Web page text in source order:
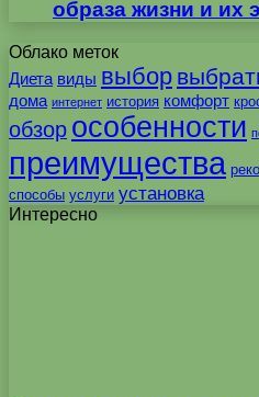
образа жизни и их
Облако меток
Диета виды выбор
дома интернет история комфорт
обзор особенности
преимущества
способы услуги установка
Интересно